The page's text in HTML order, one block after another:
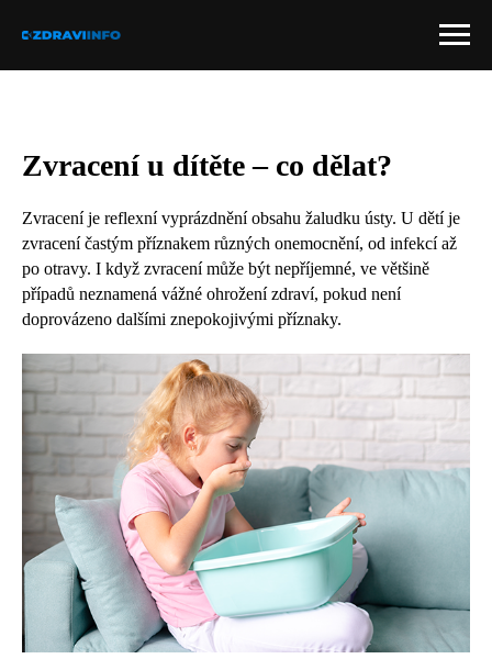
Zvracení u dítěte – co dělat?
Zvracení je reflexní vyprázdnění obsahu žaludku ústy. U dětí je
zvracení častým příznakem různých onemocnění, od infekcí až
po otravy. I když zvracení může být nepříjemné, ve většině
případů neznamená vážné ohrožení zdraví, pokud není
doprovázeno dalšími znepokojivými příznaky.